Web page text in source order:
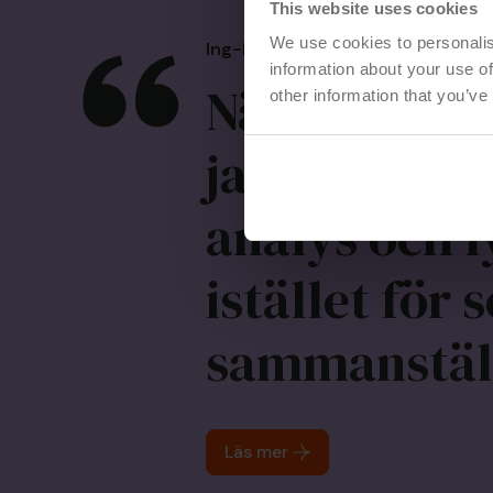
This website uses cookies
We use cookies to
information about your use
other information that
Ing-Mari Färdig,Controller,
När
jag att i
analys och
istället för
Läs mer